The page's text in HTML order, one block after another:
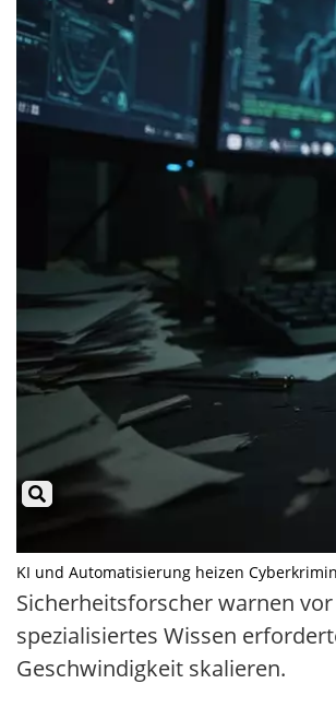
KI und Automatisierung heizen
Sicherheitsforscher warnen
spezialisiertes Wissen
Geschwindigkeit skalieren.